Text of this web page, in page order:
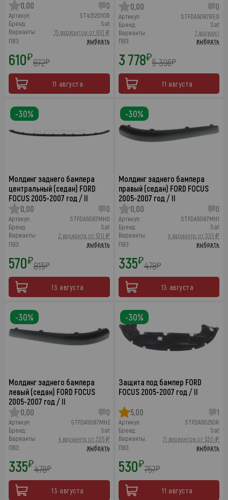
0,00
0
Артикул:
ST4312010R
Бренд:
Sat
Варианты:
15 вариантов от 610 ₽
ПВЗ:
выбрать
610₽872₽
11 августа
0,00
0
Артикул:
STFDA5087RE0
Бренд:
Sat
Варианты:
1 вариант
ПВЗ:
выбрать
3 778₽5 396₽
11 августа
Молдинг заднего бампера
центральный (седан) FORD
FOCUS 2005-2007 год / II
0,00
0
Артикул:
STFDA5087MH0
Бренд:
Sat
Варианты:
2 варианта от 570 ₽
ПВЗ:
выбрать
570₽815₽
13 августа
-30%
Молдинг заднего бампера
правый (седан) FORD FOCUS
2005-2007 год / II
0,00
0
Артикул:
STFDA5087MH1
Бренд:
Sat
Варианты:
4 варианта от 335 ₽
ПВЗ:
выбрать
335₽478₽
13 августа
-30%
Молдинг заднего бампера
левый (седан) FORD FOCUS
2005-2007 год / II
0,00
0
Артикул:
STFDA5087MH2
Бренд:
Sat
Варианты:
4 варианта от 335 ₽
ПВЗ:
выбрать
335₽478₽
13 августа
-30%
Защита под бампер FORD
FOCUS 2005-2007 год / II
5,00 1
Артикул:
STFDA50250R
Бренд:
Sat
Варианты:
11 вариантов от 530 ₽
ПВЗ:
выбрать
530₽757₽
11 августа
-30%